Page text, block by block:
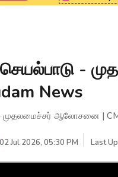
-
News
முதலமைச்சர் ஆலோசனை | CM
02 Jul 2026, 05:30 PM Last